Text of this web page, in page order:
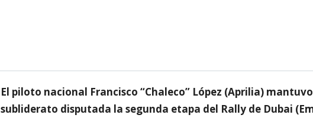
El piloto nacional Francisco “Chaleco” López (Aprilia)
subliderato disputada la segunda etapa del Rally de Dubai